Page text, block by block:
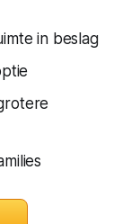
in beslag